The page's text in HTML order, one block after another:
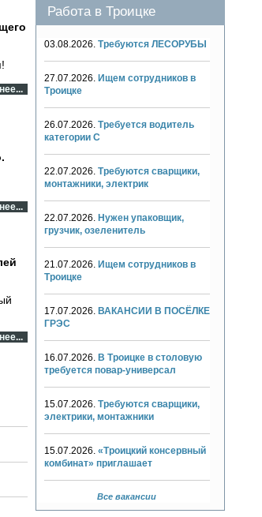
Работа в Троицке
03.08.2026. Требуются ЛЕСОРУБЫ
27.07.2026. Ищем сотрудников в
Троицке
26.07.2026. Требуется водитель
категории С
22.07.2026. Требуются сварщики,
монтажники, электрик
22.07.2026. Нужен упаковщик,
грузчик, озеленитель
21.07.2026. Ищем сотрудников в
Троицке
17.07.2026. ВАКАНСИИ В ПОСЁЛКЕ
ГРЭС
16.07.2026. В Троицке в столовую
требуется повар-универсал
15.07.2026. Требуются сварщики,
электрики, монтажники
15.07.2026. «Троицкий консервный
комбинат» приглашает
Все вакансии